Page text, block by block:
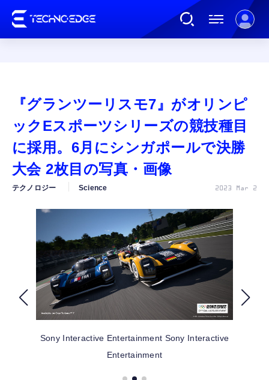
AI
ガジェット
カルチャー
公式ストア
FOLLOW US
『グランツーリスモ7』がオリンピ
ックEスポーツシリーズの競技種目
に採用。6月にシンガポールで決勝
大会 2枚目の写真・画像
テクノロジー Science 2023 Mar 2
Sony Interactive Entertainment Sony Interactive
Entertainment